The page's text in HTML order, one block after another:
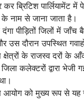
कर ब्रिटिश पार्लियामेंट
के नाम से जाना जाता है।
दंगा पीड़ितों जिलों में जाँच
उस दौरान उपस्थित
क्षेत्रों के राजस्व दरों के
कलेक्टरों द्वारा भेजी
आयोग को मुख्य रूप से यह